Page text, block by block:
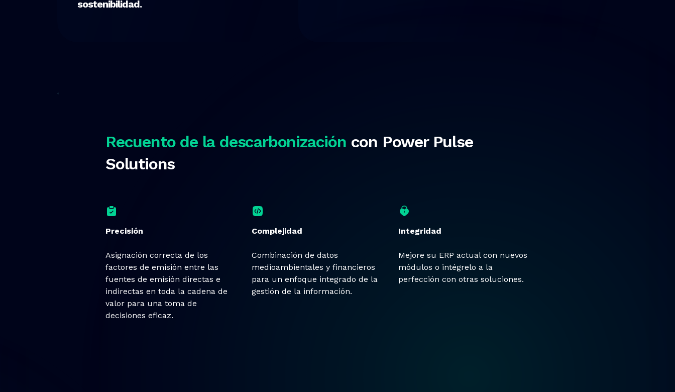
sostenibilidad.
Recuento de la descarbonización con Power Pulse
Solutions
Precisión
Asignación correcta de los
factores de emisión entre las
fuentes de emisión directas e
indirectas en toda la cadena de
valor para una toma de
decisiones eficaz.
Complejidad
Combinación de datos
medioambientales y financieros
para un enfoque integrado de la
gestión de la información.
Integridad
Mejore su ERP actual con nuevos
módulos o intégrelo a la
perfección con otras soluciones.